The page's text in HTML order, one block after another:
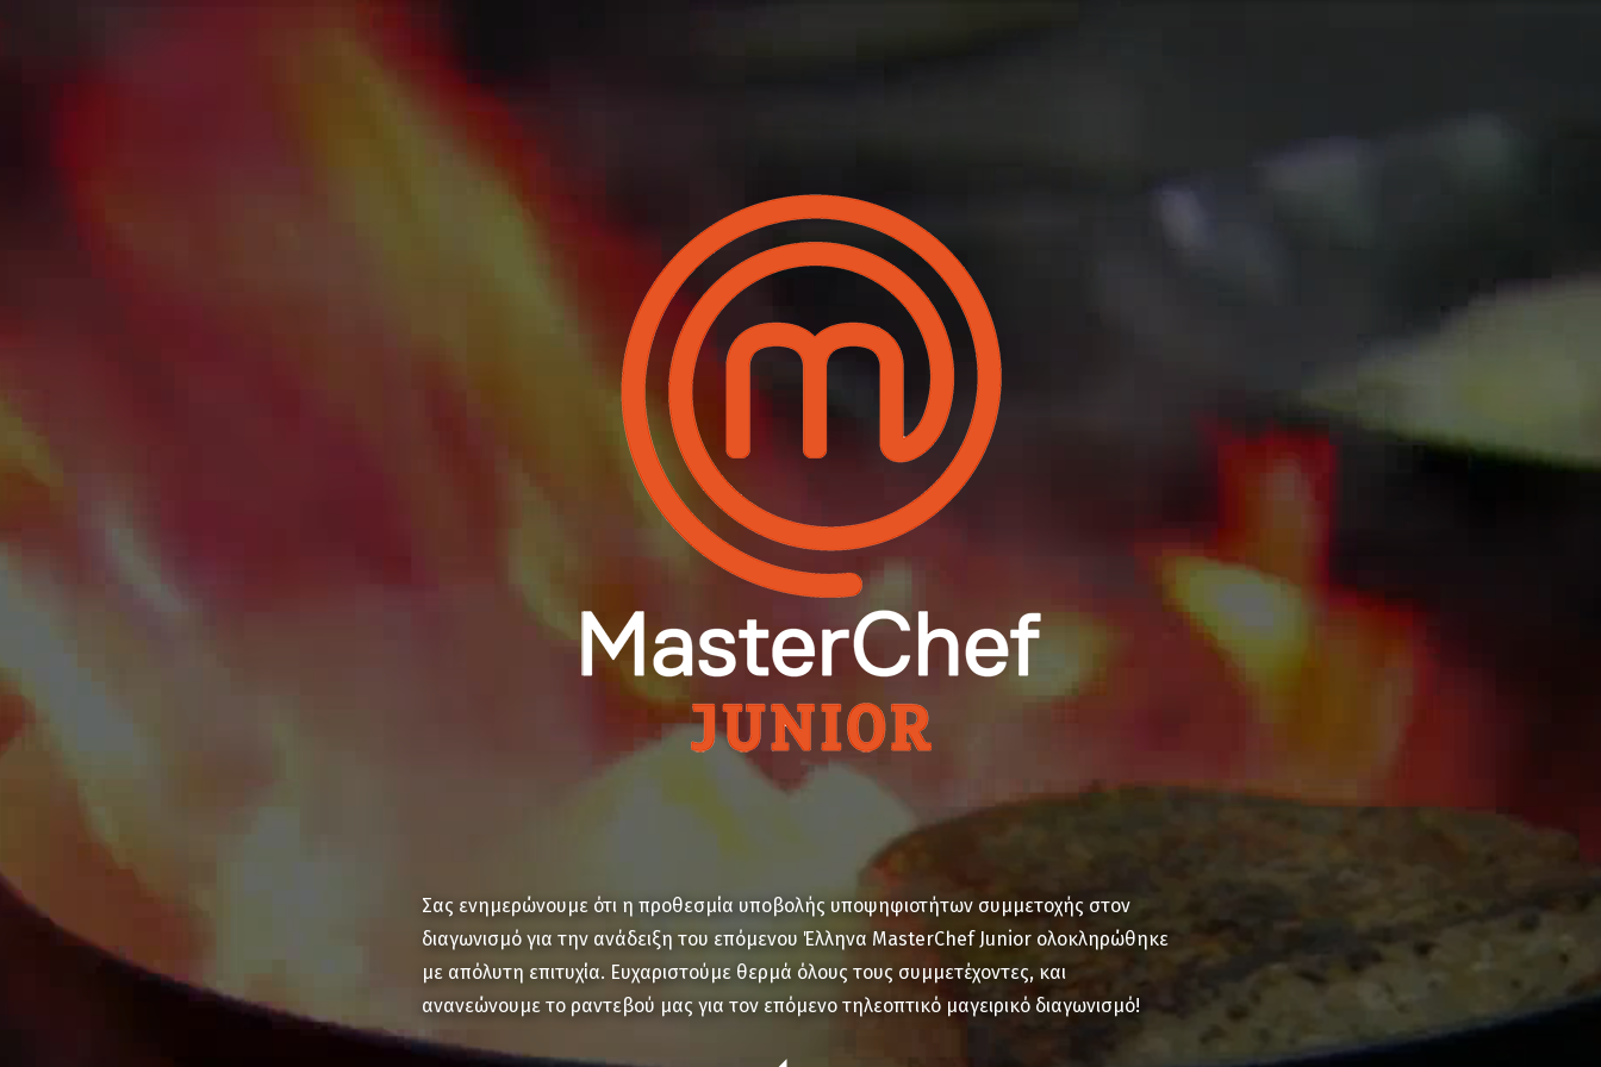
Σας ενημερώνουμε ότι η προθεσμία υποβολής υποψηφιοτήτων συμμετοχής στον
διαγωνισμό για την ανάδειξη του επόμενου Έλληνα MasterChef Junior ολοκληρώθηκε
με απόλυτη επιτυχία. Ευχαριστούμε θερμά όλους τους συμμετέχοντες, και
ανανεώνουμε το ραντεβού μας για τον επόμενο τηλεοπτικό μαγειρικό διαγωνισμό!